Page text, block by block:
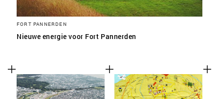
FORT PANNERDEN
Nieuwe energie voor Fort Pannerden